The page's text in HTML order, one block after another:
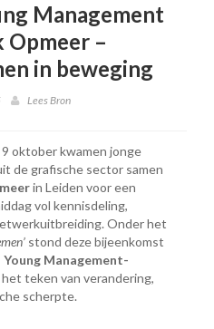
Management
Opmeer –
in beweging
Lees Bron
oktober kwamen jonge
de grafische sector samen
in Leiden voor een
vol kennisdeling,
Onder het
stond deze bijeenkomst
Young Management-
het teken van verandering,
scherpte.